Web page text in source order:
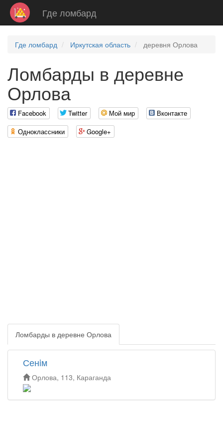
Где ломбард
Где ломбард Иркутская область деревня Орлова
Ломбарды в деревне
Орлова
Facebook Twitter Мой мир
Вконтакте
Одноклассники
Google+
Ломбарды в деревне Орлова
Сенiм
Орлова, 113, Караганда